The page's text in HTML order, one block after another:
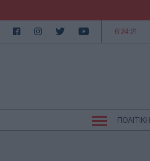
6:24:22
ΠΟΛΙΤΙΚΗ